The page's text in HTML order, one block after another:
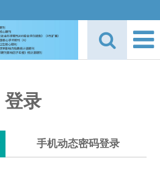
登录
手机动态密码登录